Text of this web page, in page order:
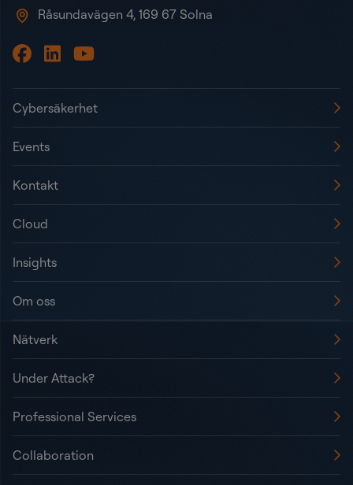
Råsundavägen 4, 169 67 Solna
Cybersäkerhet
Events
Kontakt
Cloud
Insights
Om oss
Nätverk
Under Attack?
Professional Services
Collaboration